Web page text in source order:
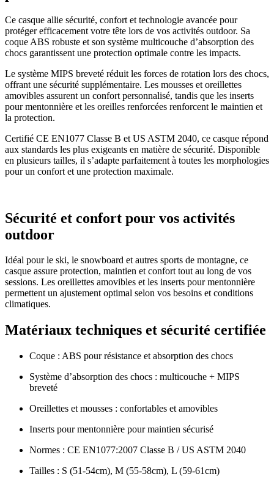
Ce casque allie sécurité, confort et technologie avancée pour
protéger efficacement votre tête lors de vos activités outdoor. Sa
coque ABS robuste et son système multicouche d’absorption des
chocs garantissent une protection optimale contre les impacts.
Le système MIPS breveté réduit les forces de rotation lors des chocs,
offrant une sécurité supplémentaire. Les mousses et oreillettes
amovibles assurent un confort personnalisé, tandis que les inserts
pour mentonnière et les oreilles renforcées renforcent le maintien et
la protection.
Certifié CE EN1077 Classe B et US ASTM 2040, ce casque répond
aux standards les plus exigeants en matière de sécurité. Disponible
en plusieurs tailles, il s’adapte parfaitement à toutes les morphologies
pour un confort et une protection maximale.
Sécurité et confort pour vos activités
outdoor
Idéal pour le ski, le snowboard et autres sports de montagne, ce
casque assure protection, maintien et confort tout au long de vos
sessions. Les oreillettes amovibles et les inserts pour mentonnière
permettent un ajustement optimal selon vos besoins et conditions
climatiques.
Matériaux techniques et sécurité certifiée
Coque : ABS pour résistance et absorption des chocs
Système d’absorption des chocs : multicouche + MIPS
breveté
Oreillettes et mousses : confortables et amovibles
Inserts pour mentonnière pour maintien sécurisé
Normes : CE EN1077:2007 Classe B / US ASTM 2040
Tailles : S (51-54cm), M (55-58cm), L (59-61cm)